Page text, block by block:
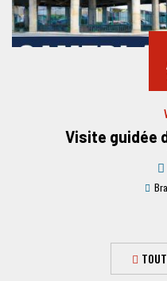
Visite guidée